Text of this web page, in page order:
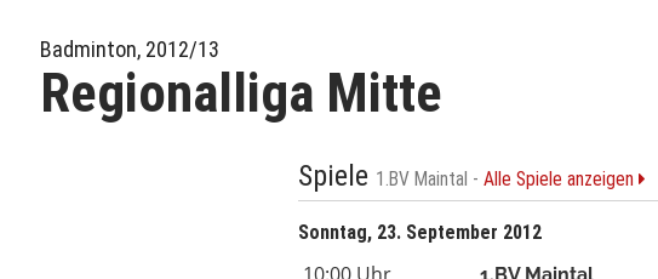
Badminton, 2012/13
Regionalliga Mitte
Spiele 1.BV Maintal - Alle Spiele anzeigen
Sonntag, 23. September 2012
10:00 Uhr 1.BV Maintal